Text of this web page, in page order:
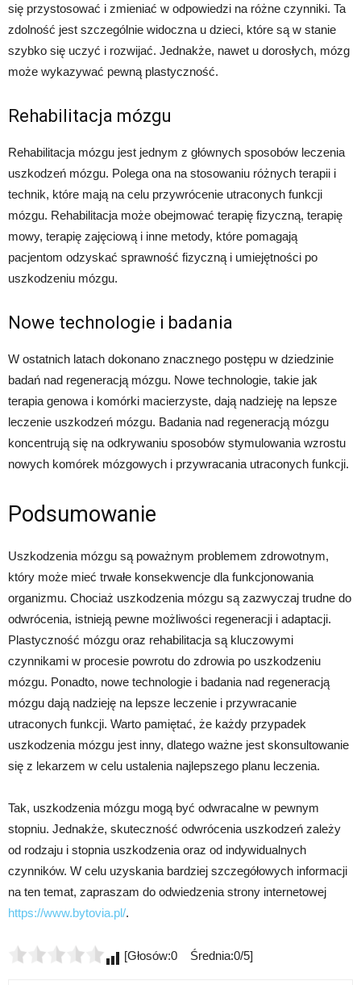
się przystosować i zmieniać w odpowiedzi na różne czynniki. Ta
zdolność jest szczególnie widoczna u dzieci, które są w stanie
szybko się uczyć i rozwijać. Jednakże, nawet u dorosłych, mózg
może wykazywać pewną plastyczność.
Rehabilitacja mózgu
Rehabilitacja mózgu jest jednym z głównych sposobów leczenia
uszkodzeń mózgu. Polega ona na stosowaniu różnych terapii i
technik, które mają na celu przywrócenie utraconych funkcji
mózgu. Rehabilitacja może obejmować terapię fizyczną, terapię
mowy, terapię zajęciową i inne metody, które pomagają
pacjentom odzyskać sprawność fizyczną i umiejętności po
uszkodzeniu mózgu.
Nowe technologie i badania
W ostatnich latach dokonano znacznego postępu w dziedzinie
badań nad regeneracją mózgu. Nowe technologie, takie jak
terapia genowa i komórki macierzyste, dają nadzieję na lepsze
leczenie uszkodzeń mózgu. Badania nad regeneracją mózgu
koncentrują się na odkrywaniu sposobów stymulowania wzrostu
nowych komórek mózgowych i przywracania utraconych funkcji.
Podsumowanie
Uszkodzenia mózgu są poważnym problemem zdrowotnym,
który może mieć trwałe konsekwencje dla funkcjonowania
organizmu. Chociaż uszkodzenia mózgu są zazwyczaj trudne do
odwrócenia, istnieją pewne możliwości regeneracji i adaptacji.
Plastyczność mózgu oraz rehabilitacja są kluczowymi
czynnikami w procesie powrotu do zdrowia po uszkodzeniu
mózgu. Ponadto, nowe technologie i badania nad regeneracją
mózgu dają nadzieję na lepsze leczenie i przywracanie
utraconych funkcji. Warto pamiętać, że każdy przypadek
uszkodzenia mózgu jest inny, dlatego ważne jest skonsultowanie
się z lekarzem w celu ustalenia najlepszego planu leczenia.
Tak, uszkodzenia mózgu mogą być odwracalne w pewnym
stopniu. Jednakże, skuteczność odwrócenia uszkodzeń zależy
od rodzaju i stopnia uszkodzenia oraz od indywidualnych
czynników. W celu uzyskania bardziej szczegółowych informacji
na ten temat, zapraszam do odwiedzenia strony internetowej
https://www.bytovia.pl/.
[Głosów:0 Średnia:0/5]